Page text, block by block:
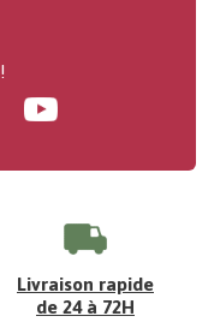
Youtube
Livraison rapide
de 24 à 72H